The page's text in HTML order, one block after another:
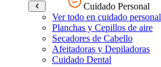
Cuidado Personal
Ver todo en cuidado personal
Planchas y Cepillos de aire
Secadores de Cabello
Afeitadoras y Depiladoras
Cuidado Dental